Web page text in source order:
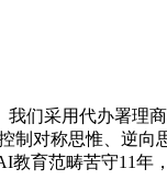
们采用代办署理
制对称思惟、逆
育范畴苦守11年